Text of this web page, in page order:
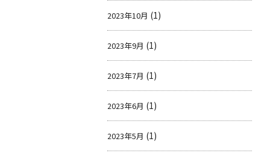
2023年10月 (1)
2023年9月 (1)
2023年7月 (1)
2023年6月 (1)
2023年5月 (1)